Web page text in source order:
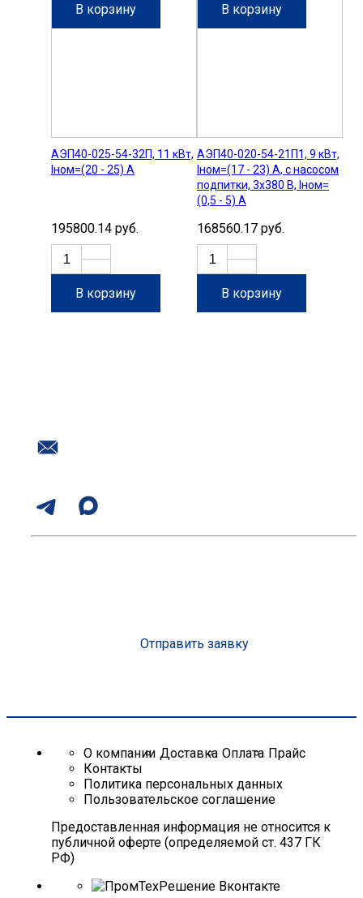
В корзину В корзину
АЭП40-025-54-32П, 11 кВт,
Iном=(20 - 25) А
195800.14 руб.
В корзину
АЭП40-020-54-21П1, 9 кВт,
Iном=(17 - 23) А, с насосом
подпитки, 3х380 В, Iном=
(0,5 - 5) А
168560.17 руб.
В корзину
Отправить заявку
О компании Доставка Оплата Прайс
Контакты
Политика персональных данных
Пользовательское соглашение
Предоставленная информация не относится к
публичной оферте (определяемой ст. 437 ГК
РФ)